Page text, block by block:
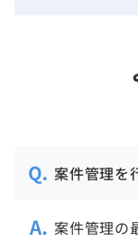
案件管理を
案件管理の